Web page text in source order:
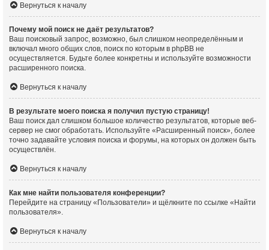
Вернуться к началу
Почему мой поиск не даёт результатов?
Ваш поисковый запрос, возможно, был слишком неопределённым и
включал много общих слов, поиск по которым в phpBB не
осуществляется. Будьте более конкретны и используйте возможности
расширенного поиска.
Вернуться к началу
В результате моего поиска я получил пустую страницу!
Ваш поиск дал слишком большое количество результатов, которые веб-
сервер не смог обработать. Используйте «Расширенный поиск», более
точно задавайте условия поиска и форумы, на которых он должен быть
осуществлён.
Вернуться к началу
Как мне найти пользователя конференции?
Перейдите на страницу «Пользователи» и щёлкните по ссылке «Найти
пользователя».
Вернуться к началу